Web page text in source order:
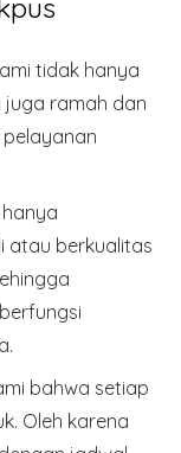
tidak hanya
ramah dan
hanya
atau berkualitas
bahwa setiap
Oleh karena